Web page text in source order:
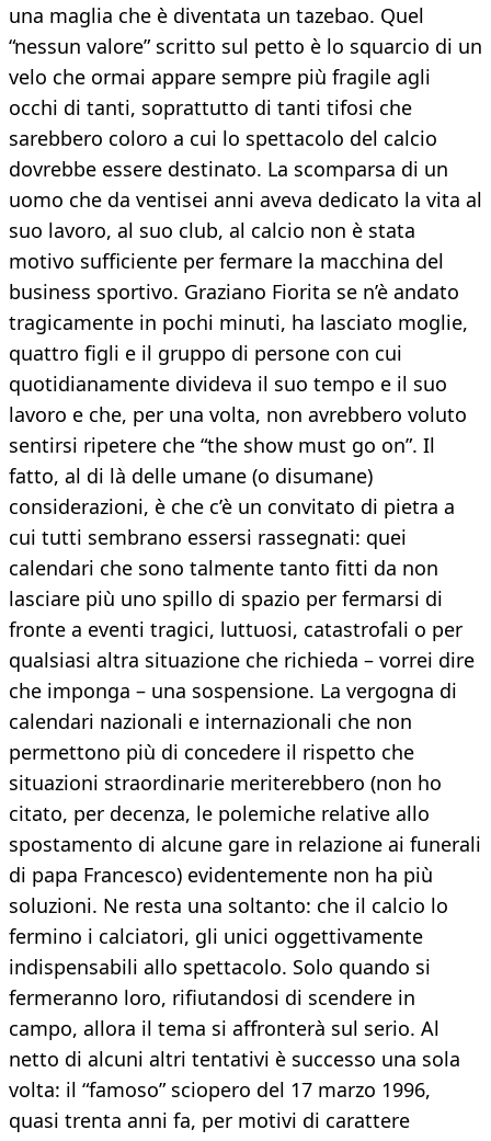
una maglia che è diventata un tazebao. Quel
“nessun valore” scritto sul petto è lo squarcio di un
velo che ormai appare sempre più fragile agli
occhi di tanti, soprattutto di tanti tifosi che
sarebbero coloro a cui lo spettacolo del calcio
dovrebbe essere destinato. La scomparsa di un
uomo che da ventisei anni aveva dedicato la vita al
suo lavoro, al suo club, al calcio non è stata
motivo sufficiente per fermare la macchina del
business sportivo. Graziano Fiorita se n’è andato
tragicamente in pochi minuti, ha lasciato moglie,
quattro figli e il gruppo di persone con cui
quotidianamente divideva il suo tempo e il suo
lavoro e che, per una volta, non avrebbero voluto
sentirsi ripetere che “the show must go on”. Il
fatto, al di là delle umane (o disumane)
considerazioni, è che c’è un convitato di pietra a
cui tutti sembrano essersi rassegnati: quei
calendari che sono talmente tanto fitti da non
lasciare più uno spillo di spazio per fermarsi di
fronte a eventi tragici, luttuosi, catastrofali o per
qualsiasi altra situazione che richieda – vorrei dire
che imponga – una sospensione. La vergogna di
calendari nazionali e internazionali che non
permettono più di concedere il rispetto che
situazioni straordinarie meriterebbero (non ho
citato, per decenza, le polemiche relative allo
spostamento di alcune gare in relazione ai funerali
di papa Francesco) evidentemente non ha più
soluzioni. Ne resta una soltanto: che il calcio lo
fermino i calciatori, gli unici oggettivamente
indispensabili allo spettacolo. Solo quando si
fermeranno loro, rifiutandosi di scendere in
campo, allora il tema si affronterà sul serio. Al
netto di alcuni altri tentativi è successo una sola
volta: il “famoso” sciopero del 17 marzo 1996,
quasi trenta anni fa, per motivi di carattere